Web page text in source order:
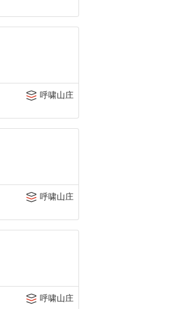
呼啸山庄
呼啸山庄
呼啸山庄